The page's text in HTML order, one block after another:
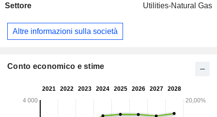
gas naturale e soluzioni energetiche personalizzate. La sua
dai distributori e produttori locali ai generatori di energia
elettrica e ai commercianti all'ingrosso attraverso la proprietà
nell'impianto di stoccaggio di gas naturale di Steckman
assistenza, installazione e riparazione di impianti di
generatori di emergenza e altri prodotti per il comfort interno
Settore Utilities-Natural Gas
Altre informazioni sulla società
Conto economico e stime